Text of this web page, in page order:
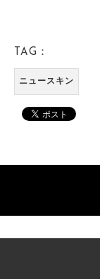
TAG：
ニュースキン